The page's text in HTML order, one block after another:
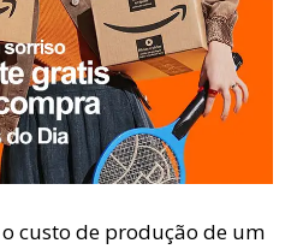
custo de produção de um